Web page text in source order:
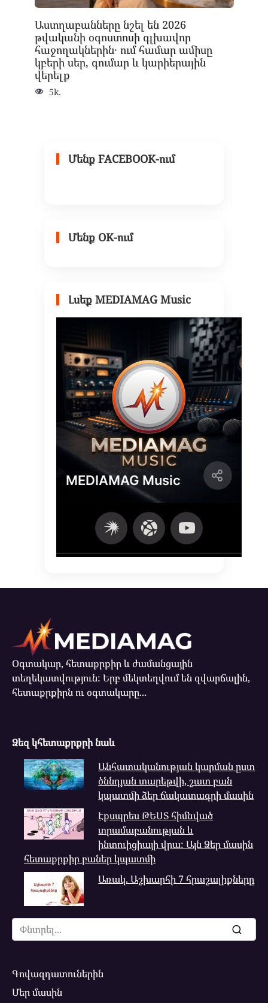
Աստղաբանները նշել են 2026
թվականի օգոստոսի գլխավոր
հաջողակներին․ ում համար ամիսը
կբերի սեր, գումար և կարիերային
վերելք
5k.
Մենք FACEBOOK-ում
Մենք OK-ում
Լսեք MEDIAMAG Music
Օգտակար, հետաքրքիր և ժամանցային
տեղեկատվություն: Երբ մեկտեղվում են զվարճալին,
հետաքրքիրն ու օգտակարը...
Ձեզ կհետաքրքրի նաև
Անհատականության կարման ըստ
ծննդյան տարեթվի, շատ բան
կպատմի ձեր ճակատագրի մասին
Էքսպրես ԹԵՍՏ հիմնված
տրամաբանության և
ինտուիցիայի վրա: Այն Ձեր մասին
հետաքրքիր բաներ կպատմի
Առակ. Աշխարհի 7 հրաշալիքները
Search
for:
Գովազդատուներին
Մեր մասին